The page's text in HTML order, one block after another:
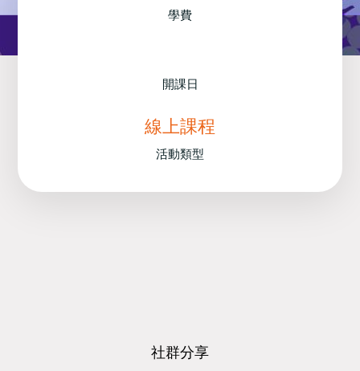
學費
開課日
線上課程
活動類型
社群分享